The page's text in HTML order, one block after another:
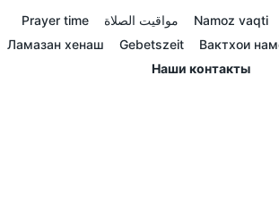
Prayer time مواقيت الصلاة Namoz vaqti
Ламазан хенаш
Gebetszeit Вактхои
Наши контакты